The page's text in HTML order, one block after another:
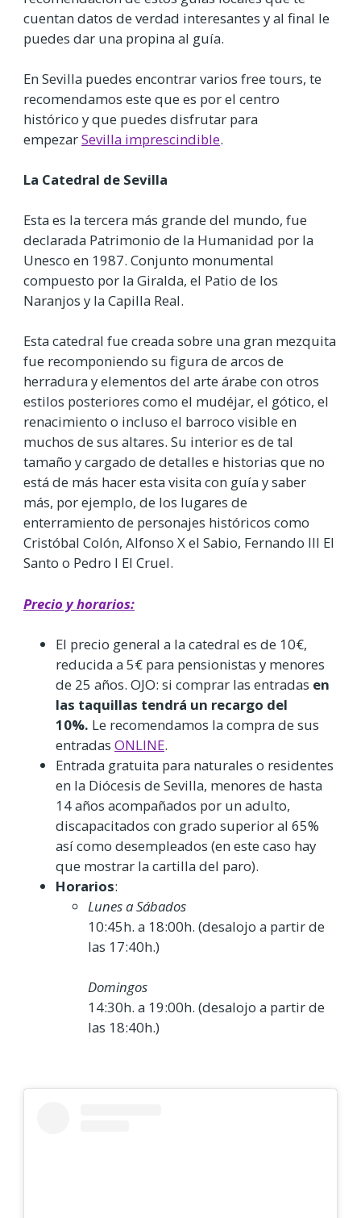
cuentan datos de verdad interesantes y al final le
puedes dar una propina al guía.
En Sevilla puedes encontrar varios free tours, te
recomendamos este que es por el centro
histórico y que puedes disfrutar para
empezarSevilla imprescindible.
La Catedral de Sevilla
Esta es la tercera más grande del mundo, fue
declarada Patrimonio de la Humanidad por la
Unesco en 1987. Conjunto monumental
compuesto por la Giralda, el Patio de los
Naranjos y la Capilla Real.
Esta catedral fue creada sobre una gran mezquita
fue recomponiendo su figura de arcos de
herradura y elementos del arte árabe con otros
estilos posteriores como el mudéjar, el gótico, el
renacimiento o incluso el barroco visible en
muchos de sus altares. Su interior es de tal
tamaño y cargado de detalles e historias que no
está de más hacer esta visita con guía y saber
más, por ejemplo, de los lugares de
enterramiento de personajes históricos como
Cristóbal Colón, Alfonso X el Sabio, Fernando III El
Santo o Pedro I El Cruel.
Precio y horarios:
El precio general a la catedral es de 10€,
reducida a 5€ para pensionistas y menores
de 25 años. OJO: si comprar las entradas en
las taquillas tendrá un recargo del
10%. Le recomendamos la compra de sus
entradas ONLINE.
Entrada gratuita para naturales o residentes
en la Diócesis de Sevilla, menores de hasta
14 años acompañados por un adulto,
discapacitados con grado superior al 65%
así como desempleados (en este caso hay
que mostrar la cartilla del paro).
Horarios:
Lunes a Sábados
10:45h. a 18:00h. (desalojo a partir de
las 17:40h.)
Domingos
14:30h. a 19:00h. (desalojo a partir de
las 18:40h.)